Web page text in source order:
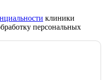
клиники
персональных